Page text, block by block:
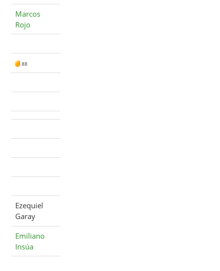
Marcos
Rojo
88
Ezequiel
Garay
Emiliano
Insúa